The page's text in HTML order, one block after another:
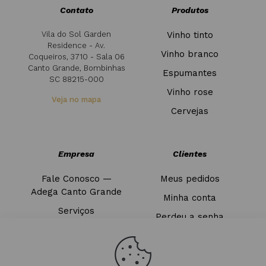
Contato
Vila do Sol Garden
Residence - Av.
Coqueiros, 3710 - Sala 06
Canto Grande, Bombinhas
SC 88215-000
Veja no mapa
Produtos
Vinho tinto
Vinho branco
Espumantes
Vinho rose
Cervejas
Empresa
Fale Conosco —
Adega Canto Grande
Serviços
Clientes
Meus pedidos
Minha conta
Perdeu a senha